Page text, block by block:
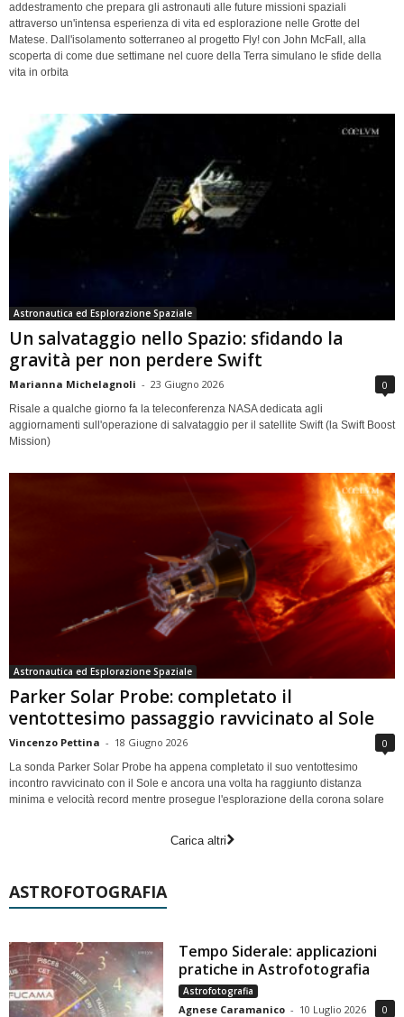
addestramento che prepara gli astronauti alle future missioni spaziali
attraverso un'intensa esperienza di vita ed esplorazione nelle Grotte del
Matese. Dall'isolamento sotterraneo al progetto Fly! con John McFall, alla
scoperta di come due settimane nel cuore della Terra simulano le sfide della
vita in orbita
Astronautica ed Esplorazione Spaziale
Un salvataggio nello Spazio: sfidando la
gravità per non perdere Swift
Marianna Michelagnoli - 23 Giugno 2026 0
Risale a qualche giorno fa la teleconferenza NASA dedicata agli
aggiornamenti sull'operazione di salvataggio per il satellite Swift (la Swift Boost
Mission)
Astronautica ed Esplorazione Spaziale
Parker Solar Probe: completato il
ventottesimo passaggio ravvicinato al Sole
Vincenzo Pettina - 18 Giugno 2026 0
La sonda Parker Solar Probe ha appena completato il suo ventottesimo
incontro ravvicinato con il Sole e ancora una volta ha raggiunto distanza
minima e velocità record mentre prosegue l'esplorazione della corona solare
Carica altri
ASTROFOTOGRAFIA
Tempo Siderale: applicazioni
pratiche in Astrofotografia
Astrofotografia
Agnese Caramanico - 10 Luglio 2026 0